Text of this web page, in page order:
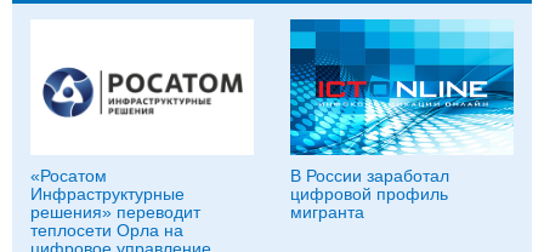
«Росатом
Инфраструктурные
решения» переводит
теплосети Орла на
цифровое управление
В России заработал
цифровой профиль
мигранта